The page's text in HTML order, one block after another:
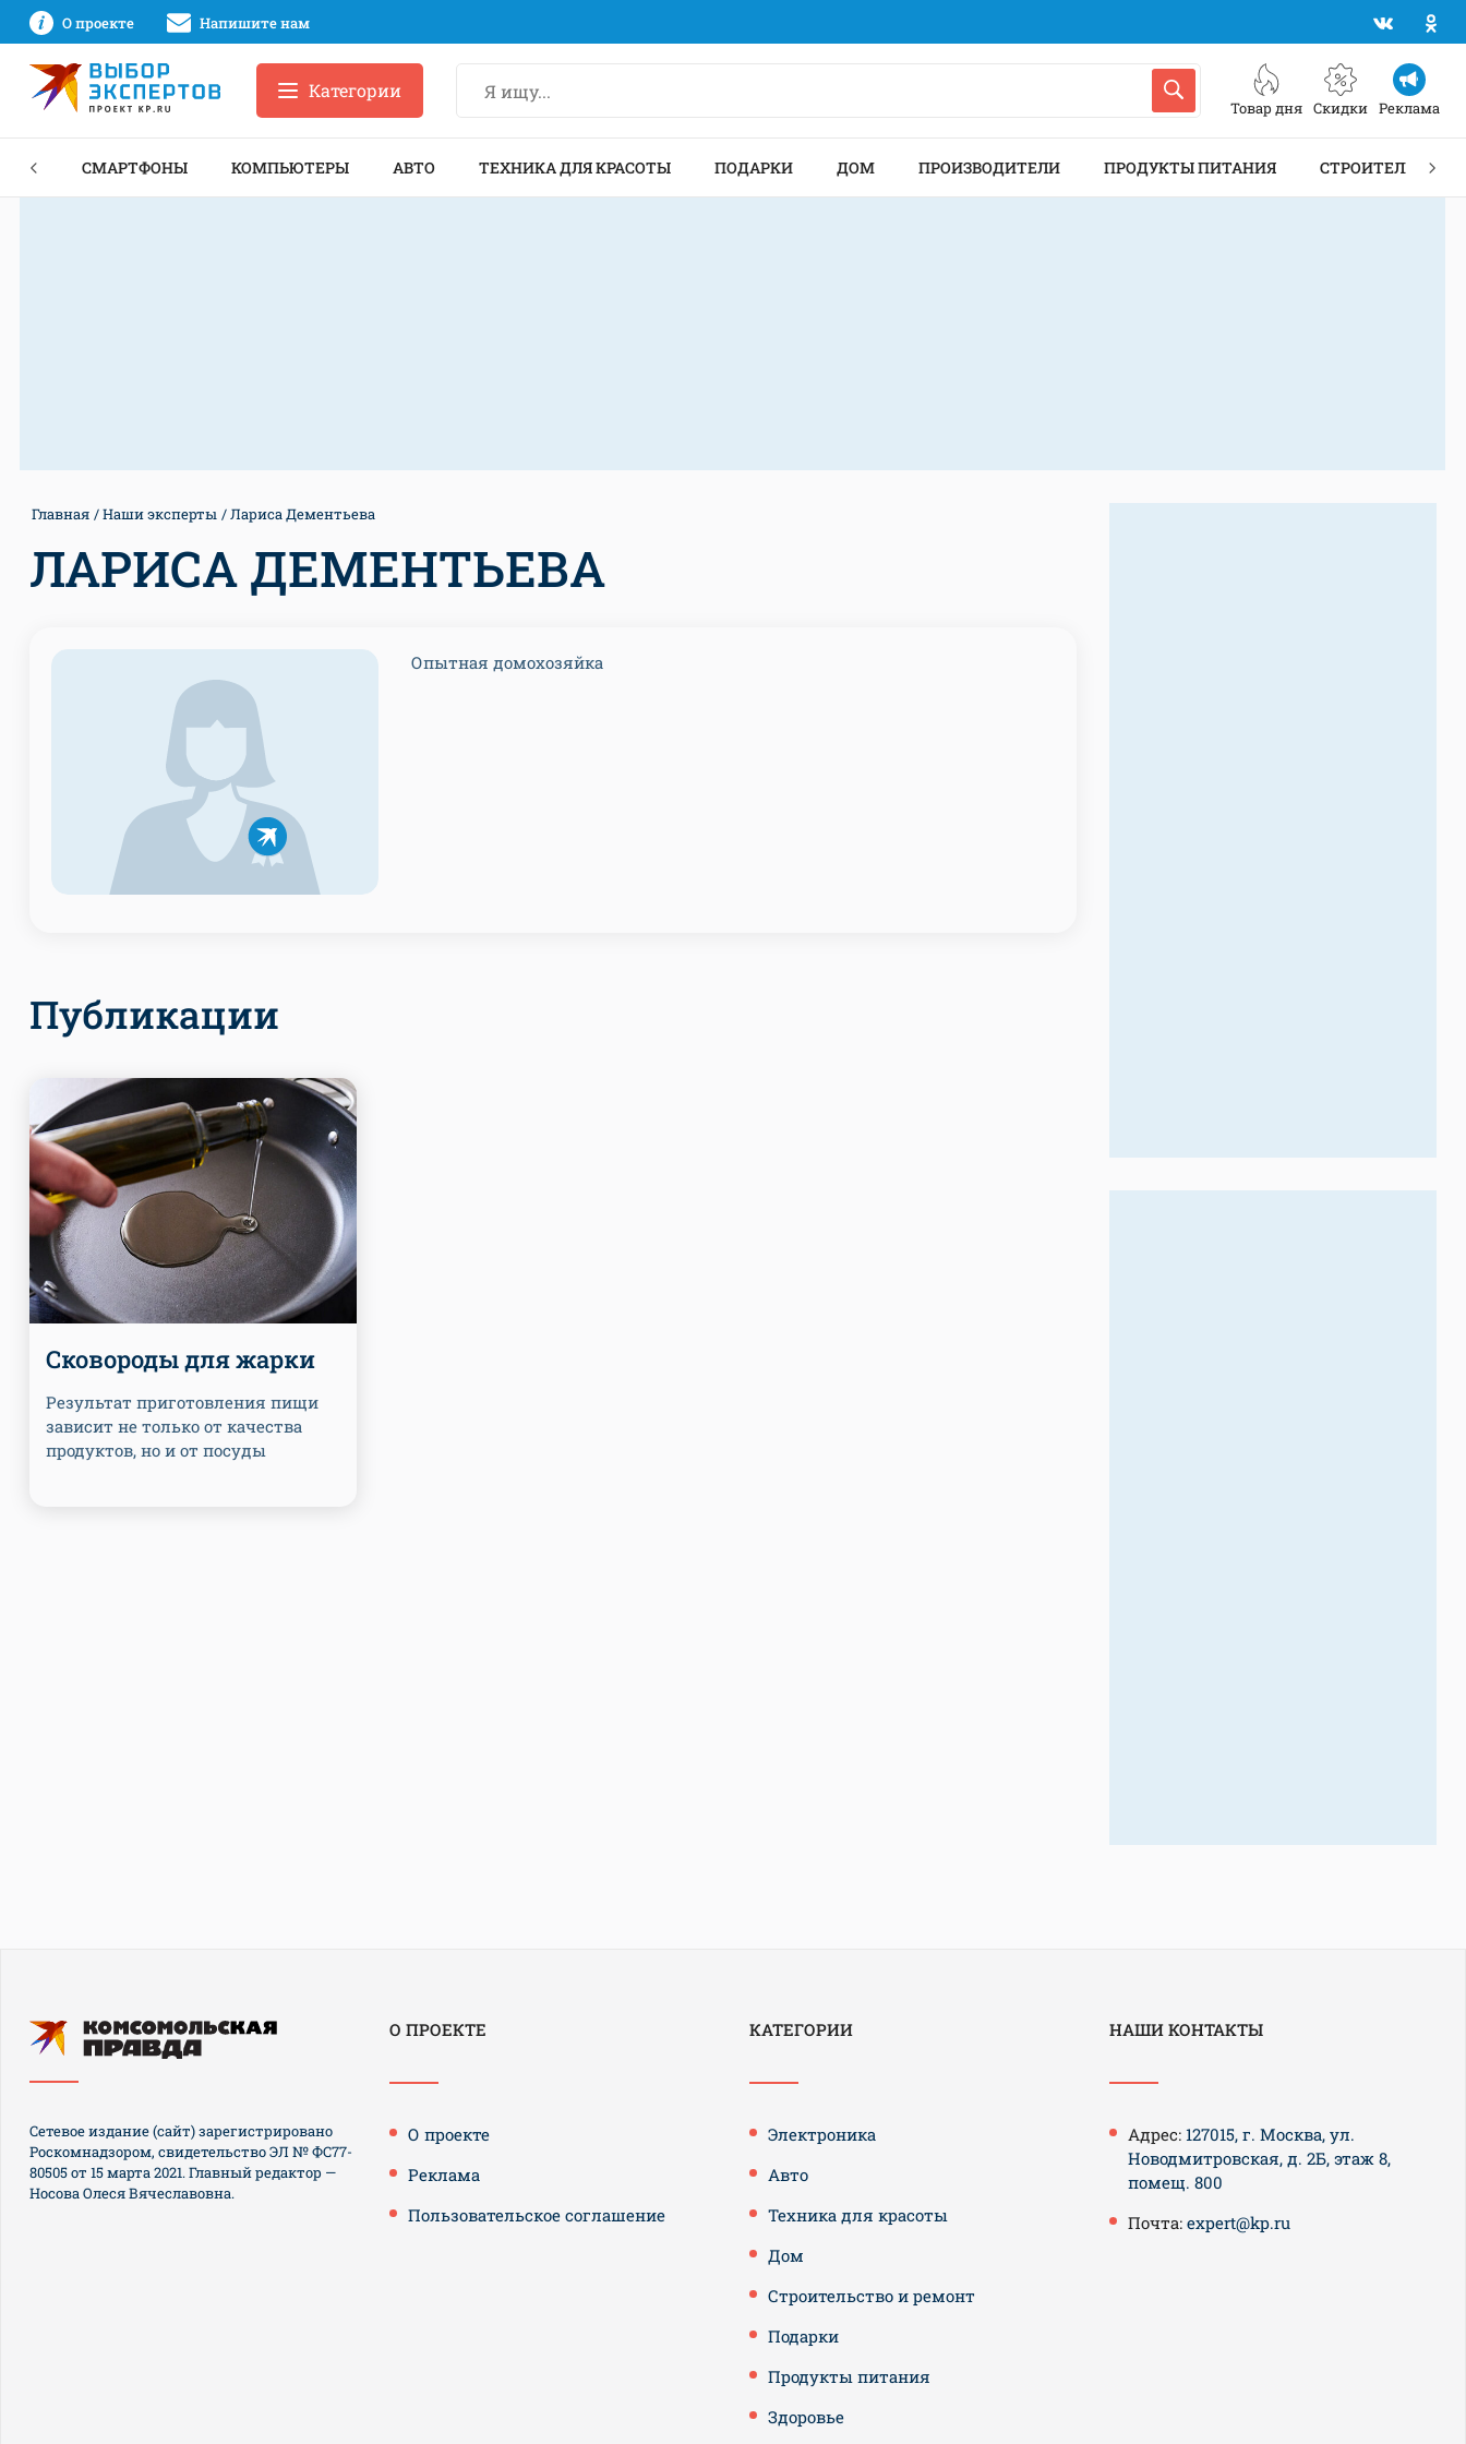
О проекте Напишите нам
Товар дня Скидки Реклама
Категории
СМАРТФОНЫ КОМПЬЮТЕРЫ АВТО ТЕХНИКА ДЛЯ КРАСОТЫ ПОДАРКИ ДОМ ПРОИЗВОДИТЕЛИ ПРОДУКТЫ ПИТАНИЯ СТРОИТЕЛЬСТВО
Главная Наши эксперты Лариса Дементьева
ЛАРИСА ДЕМЕНТЬЕВА
Опытная домохозяйка
Публикации
Сковороды для жарки
Результат приготовления пищи
зависит не только от качества
продуктов, но и от посуды
О ПРОЕКТЕ
О проекте
Реклама
Пользовательское соглашение
КАТЕГОРИИ
Электроника
Авто
Техника для красоты
Дом
Строительство и ремонт
Подарки
Продукты питания
Здоровье
НАШИ КОНТАКТЫ
Адрес: 127015, г. Москва, ул.
Новодмитровская, д. 2Б, этаж 8,
помещ. 800
Почта: expert@kp.ru
Сетевое издание (сайт) зарегистрировано
Роскомнадзором, свидетельство ЭЛ № ФС77-
80505 от 15 марта 2021. Главный редактор —
Носова Олеся Вячеславовна.